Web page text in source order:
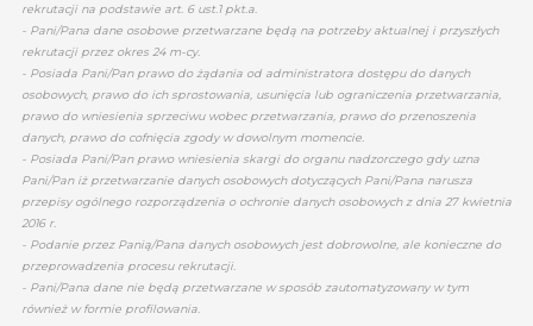
rekrutacji na podstawie art. 6 ust.1 pkt.a.
- Pani/Pana dane osobowe przetwarzane będą na potrzeby aktualnej i przyszłych
rekrutacji przez okres 24 m-cy.
- Posiada Pani/Pan prawo do żądania od administratora dostępu do danych
osobowych, prawo do ich sprostowania, usunięcia lub ograniczenia przetwarzania,
prawo do wniesienia sprzeciwu wobec przetwarzania, prawo do przenoszenia
danych, prawo do cofnięcia zgody w dowolnym momencie.
- Posiada Pani/Pan prawo wniesienia skargi do organu nadzorczego gdy uzna
Pani/Pan iż przetwarzanie danych osobowych dotyczących Pani/Pana narusza
przepisy ogólnego rozporządzenia o ochronie danych osobowych z dnia 27 kwietnia
2016 r.
- Podanie przez Panią/Pana danych osobowych jest dobrowolne, ale konieczne do
przeprowadzenia procesu rekrutacji.
- Pani/Pana dane nie będą przetwarzane w sposób zautomatyzowany w tym
również w formie profilowania.